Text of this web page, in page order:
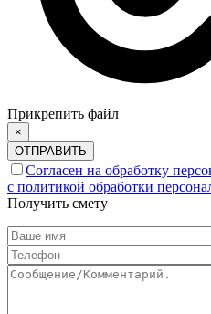
Прикрепить файл
×
ОТПРАВИТЬ
Согласен на обработку
с политикой обработки
Получить смету